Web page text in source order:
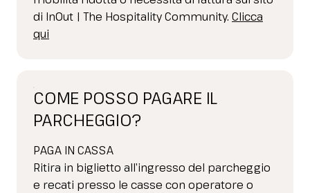
di InOut | The Hospitality Community. Clicca
qui
COME POSSO PAGARE IL
PARCHEGGIO?
PAGA IN CASSA
Ritira in biglietto all’ingresso del parcheggio
e recati presso le casse con operatore o